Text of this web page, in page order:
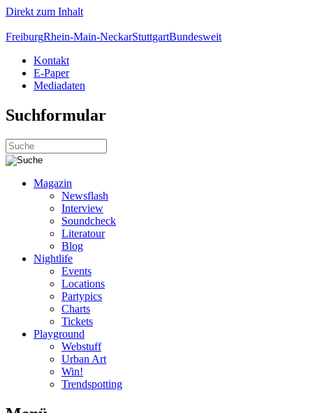
Direkt zum Inhalt
FreiburgRhein-Main-NeckarStuttgartBundesweit
Kontakt
E-Paper
Mediadaten
Suchformular
Magazin
Newsflash
Interview
Soundcheck
Literatour
Blog
Nightlife
Events
Locations
Partypics
Charts
Tickets
Playground
Webstuff
Urban Art
Win!
Trendspotting